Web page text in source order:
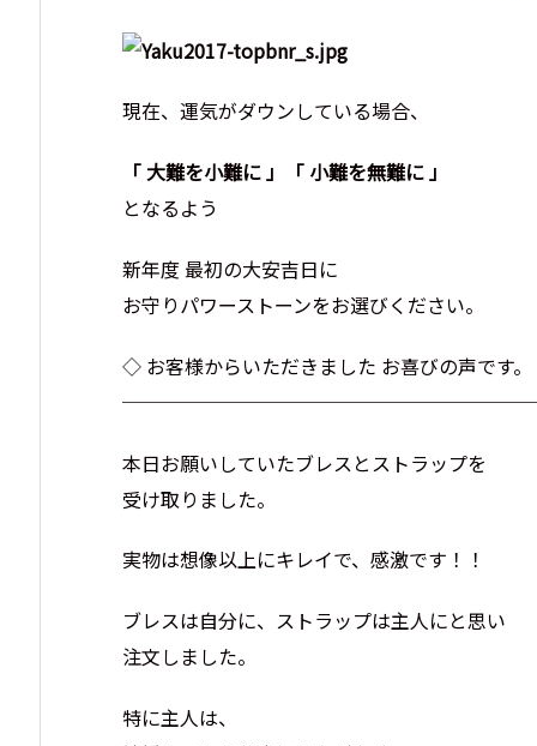
現在、運気がダウンしている場合、
「 大難を小難に 」「 小難を無難に 」
となるよう
新年度 最初の大安吉日に
お守りパワーストーンをお選びください。
◇ お客様からいただきました お喜びの声です。
本日お願いしていたブレスとストラップを
受け取りました。
実物は想像以上にキレイで、感激です！！
ブレスは自分に、ストラップは主人にと思い
注文しました。
特に主人は、